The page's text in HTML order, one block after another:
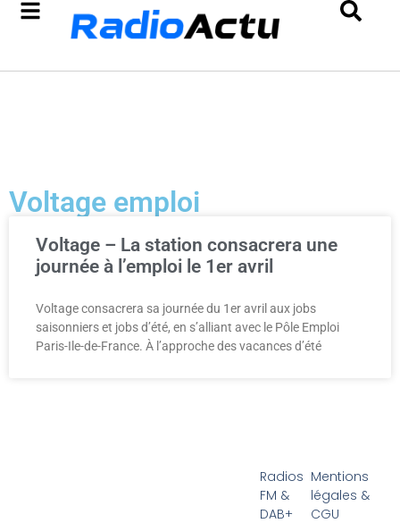
Voltage emploi
Voltage – La station consacrera une
journée à l’emploi le 1er avril
Voltage consacrera sa journée du 1er avril aux jobs
saisonniers et jobs d’été, en s’alliant avec le Pôle Emploi
Paris-Ile-de-France. À l’approche des vacances d’été
Radios
FM &
DAB+
Mentions
légales &
CGU